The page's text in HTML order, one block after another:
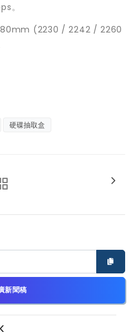
。
80mm (2230 / 2242 / 2260
硬碟抽取盒
新聞稿